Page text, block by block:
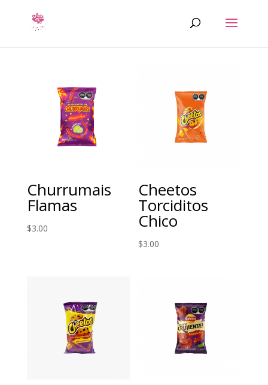
Churrumais
Flamas
$3.00
Cheetos
Torciditos
Chico
$3.00